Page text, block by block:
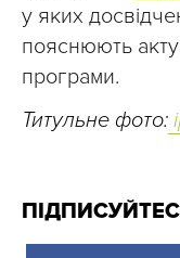
у яких
пояснюють
програми.
Титульне фото: